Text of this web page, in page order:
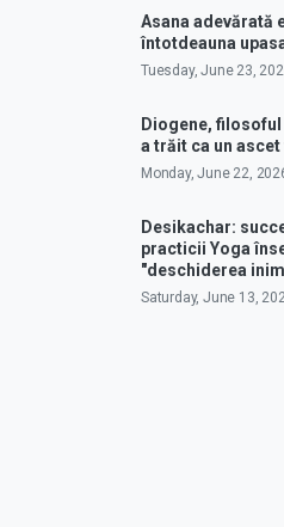
Asana adevărată
întotdeauna
Tuesday, June 23,
Diogene,
a trăit ca un ascet
Monday, June 22,
Desikachar:
practicii Yoga
"deschiderea
Saturday, June 13,